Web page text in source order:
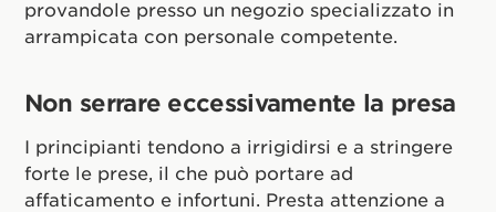
provandole presso un negozio specializzato in
arrampicata con personale competente.
Non serrare eccessivamente la presa
I principianti tendono a irrigidirsi e a stringere
forte le prese, il che può portare ad
affaticamento e infortuni. Presta attenzione a